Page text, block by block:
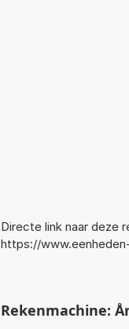
Directe link naar deze
https://
Rekenmachine: